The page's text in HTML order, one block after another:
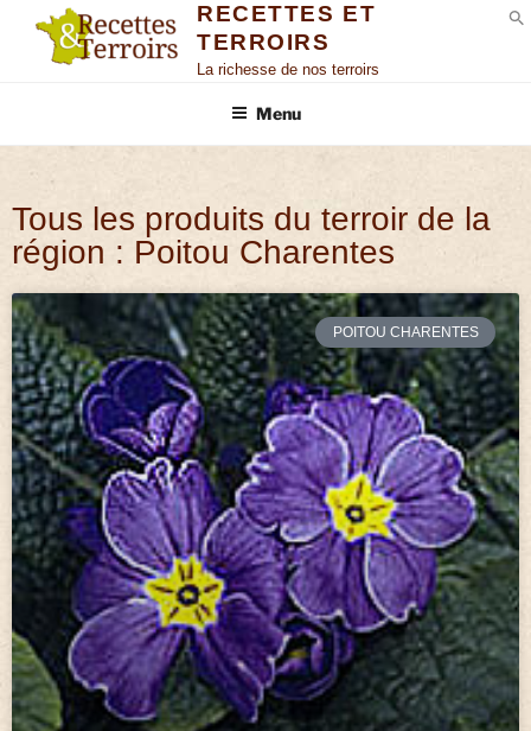
RECETTES ET
TERROIRS
La richesse de nos terroirs
Menu
Tous les produits du terroir de la
région : Poitou Charentes
POITOU CHARENTES